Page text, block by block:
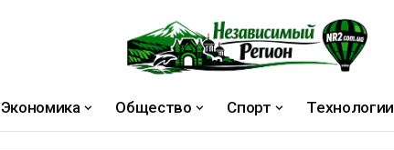
Экономика Общество Спорт Технологии